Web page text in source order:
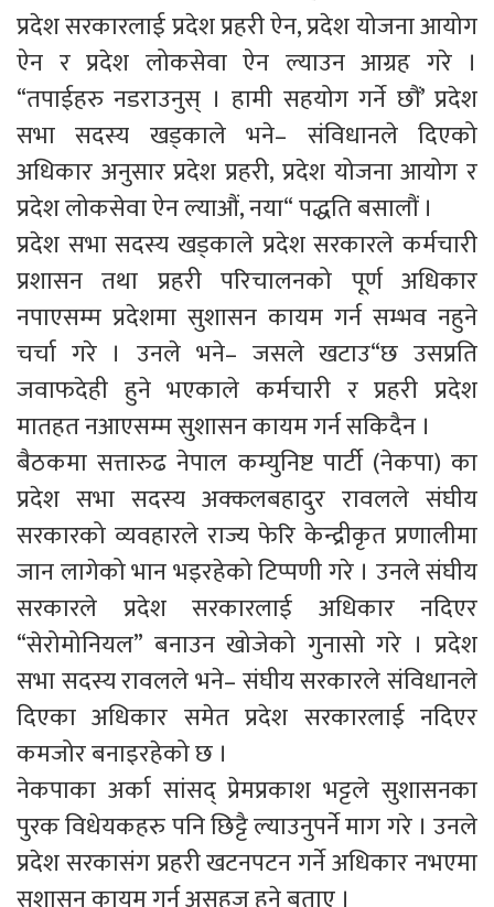
प्रदेश सरकारलाई प्रदेश प्रहरी ऐन, प्रदेश योजना आयोग
ऐन र प्रदेश लोकसेवा ऐन ल्याउन आग्रह गरे ।
“तपाईहरु नडराउनुस् । हामी सहयोग गर्ने छौं’ प्रदेश
सभा सदस्य खड्काले भने– संविधानले दिएको
अधिकार अनुसार प्रदेश प्रहरी, प्रदेश योजना आयोग र
प्रदेश लोकसेवा ऐन ल्याऔं, नया“ पद्धति बसालौं ।
प्रदेश सभा सदस्य खड्काले प्रदेश सरकारले कर्मचारी
प्रशासन तथा प्रहरी परिचालनको पूर्ण अधिकार
नपाएसम्म प्रदेशमा सुशासन कायम गर्न सम्भव नहुने
चर्चा गरे । उनले भने– जसले खटाउ“छ उसप्रति
जवाफदेही हुने भएकाले कर्मचारी र प्रहरी प्रदेश
मातहत नआएसम्म सुशासन कायम गर्न सकिदैन ।
बैठकमा सत्तारुढ नेपाल कम्युनिष्ट पार्टी (नेकपा) का
प्रदेश सभा सदस्य अक्कलबहादुर रावलले संघीय
सरकारको व्यवहारले राज्य फेरि केन्द्रीकृत प्रणालीमा
जान लागेको भान भइरहेको टिप्पणी गरे । उनले संघीय
सरकारले प्रदेश सरकारलाई अधिकार नदिएर
“सेरोमोनियल” बनाउन खोजेको गुनासो गरे । प्रदेश
सभा सदस्य रावलले भने– संघीय सरकारले संविधानले
दिएका अधिकार समेत प्रदेश सरकारलाई नदिएर
कमजोर बनाइरहेको छ ।
नेकपाका अर्का सांसद् प्रेमप्रकाश भट्टले सुशासनका
पुरक विधेयकहरु पनि छिट्टै ल्याउनुपर्ने माग गरे । उनले
प्रदेश सरकासंग प्रहरी खटनपटन गर्ने अधिकार नभएमा